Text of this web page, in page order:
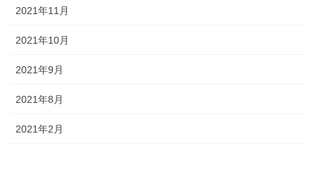
2021年11月
2021年10月
2021年9月
2021年8月
2021年2月